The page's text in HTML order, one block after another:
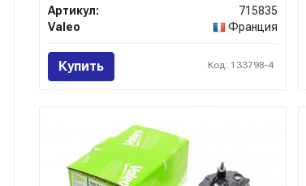
Артикул:
715835
Valeo
Франция
Купить Код: 133798-4